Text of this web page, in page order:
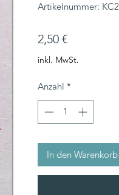
Artikelnummer:
2,50 €Preis
inkl. MwSt.
Anzahl *
In den Warenkorb